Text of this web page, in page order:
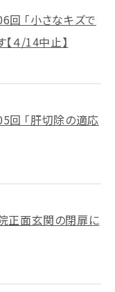
回 「小さなキズで
４/14中止】
回 「肝切除の適応
正面玄関の閉扉に